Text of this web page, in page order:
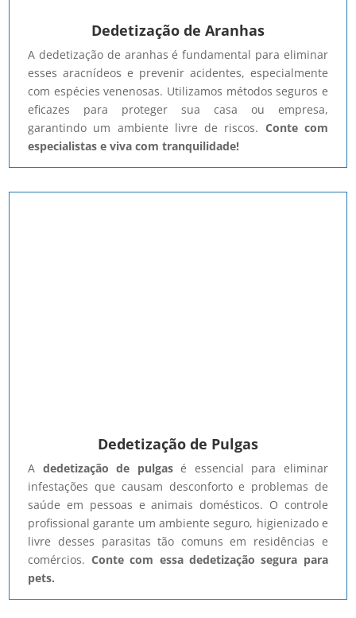
Dedetização de Aranhas
A dedetização de aranhas é fundamental para eliminar
esses aracnídeos e prevenir acidentes, especialmente
com espécies venenosas. Utilizamos métodos seguros e
eficazes para proteger sua casa ou empresa,
garantindo um ambiente livre de riscos. Conte com
especialistas e viva com tranquilidade!
Dedetização de Pulgas
A dedetização de pulgasé essencial para eliminar
infestações que causam desconforto e problemas de
saúde em pessoas e animais domésticos. O controle
profissional garante um ambiente seguro, higienizado e
livre desses parasitas tão comuns em residências e
comércios. Conte com essa dedetização segura para
pets.